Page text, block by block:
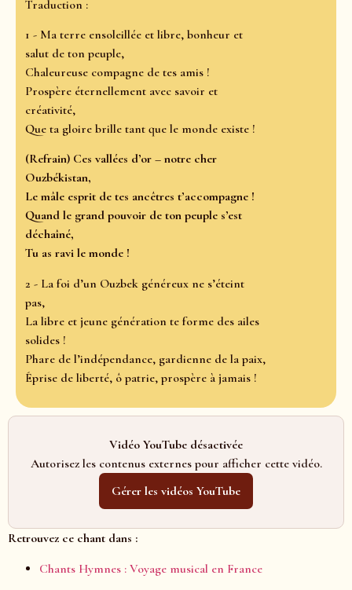
Traduction :
1 - Ma terre ensoleillée et libre, bonheur et
salut de ton peuple,
Chaleureuse compagne de tes amis !
Prospère éternellement avec savoir et
créativité,
Que ta gloire brille tant que le monde existe !
(Refrain) Ces vallées d’or – notre cher
Ouzbékistan,
Le mâle esprit de tes ancêtres t’accompagne !
Quand le grand pouvoir de ton peuple s’est
déchaîné,
Tu as ravi le monde !
2 - La foi d’un Ouzbek généreux ne s’éteint
pas,
La libre et jeune génération te forme des ailes
solides !
Phare de l’indépendance, gardienne de la paix,
Éprise de liberté, ô patrie, prospère à jamais !
Vidéo YouTube désactivée
Autorisez les contenus externes pour afficher cette vidéo.
Gérer les vidéos YouTube
Retrouvez ce chant dans :
Chants Hymnes : Voyage musical en France